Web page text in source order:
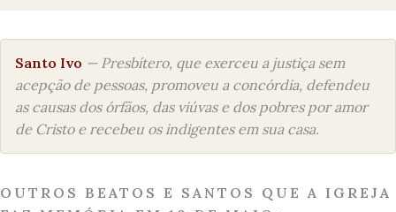
Santo Ivo — Presbítero, que exerceu a justiça sem
acepção de pessoas, promoveu a concórdia, defendeu
as causas dos órfãos, das viúvas e dos pobres por amor
de Cristo e recebeu os indigentes em sua casa.
OUTROS BEATOS E SANTOS QUE A IGREJA